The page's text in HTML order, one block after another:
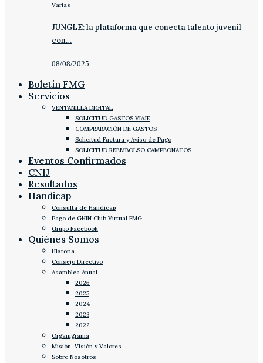
Varias
JUNGLE: la plataforma que conecta talento juvenil
con…
08/08/2025
Boletín FMG
Servicios
VENTANILLA DIGITAL
SOLICITUD GASTOS VIAJE
COMPRABACIÓN DE GASTOS
Solicitud Factura y Aviso de Pago
SOLICITUD REEMBOLSO CAMPEONATOS
Eventos Confirmados
CNIJ
Resultados
Handicap
Consulta de Handicap
Pago de GHIN Club Virtual FMG
Grupo Facebook
Quiénes Somos
Historia
Consejo Directivo
Asamblea Anual
2026
2025
2024
2023
2022
Organigrama
Misión, Visión y Valores
Sobre Nosotros